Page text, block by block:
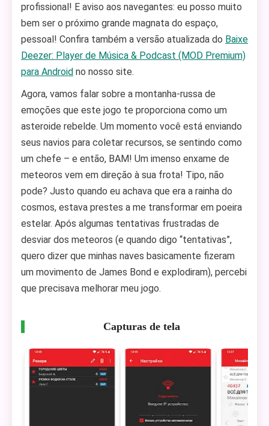
profissional! E aviso aos navegantes: eu posso muito
bem ser o próximo grande magnata do espaço,
pessoal! Confira também a versão atualizada do Baixe
Deezer: Player de Música & Podcast (MOD Premium)
para Android no nosso site.
Agora, vamos falar sobre a montanha-russa de
emoções que este jogo te proporciona como um
asteroide rebelde. Um momento você está enviando
seus navios para coletar recursos, se sentindo como
um chefe – e então, BAM! Um imenso enxame de
meteoros vem em direção à sua frota! Tipo, não
pode? Justo quando eu achava que era a rainha do
cosmos, estava prestes a me transformar em poeira
estelar. Após algumas tentativas frustradas de
desviar dos meteoros (e quando digo “tentativas”,
quero dizer que minhas naves basicamente fizeram
um movimento de James Bond e explodiram), percebi
que precisava melhorar meu jogo.
Capturas de tela